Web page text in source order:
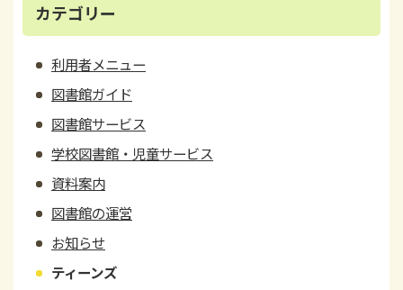
カテゴリー
利用者メニュー
図書館ガイド
図書館サービス
学校図書館・児童サービス
資料案内
図書館の運営
お知らせ
ティーンズ